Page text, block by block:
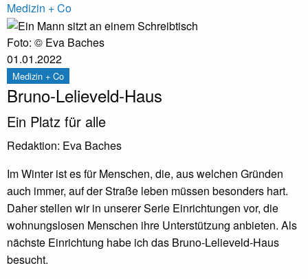
Medizin + Co
Foto: © Eva Baches
01.01.2022
Medizin + Co
Bruno-Lelieveld-Haus
Ein Platz für alle
Redaktion: Eva Baches
Im Winter ist es für Menschen, die, aus welchen Gründen
auch immer, auf der Straße leben müssen besonders hart.
Daher stellen wir in unserer Serie Einrichtungen vor, die
wohnungslosen Menschen ihre Unterstützung anbieten. Als
nächste Einrichtung habe ich das Bruno-Lelieveld-Haus
besucht.